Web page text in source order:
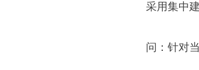
采用集中
问：针对